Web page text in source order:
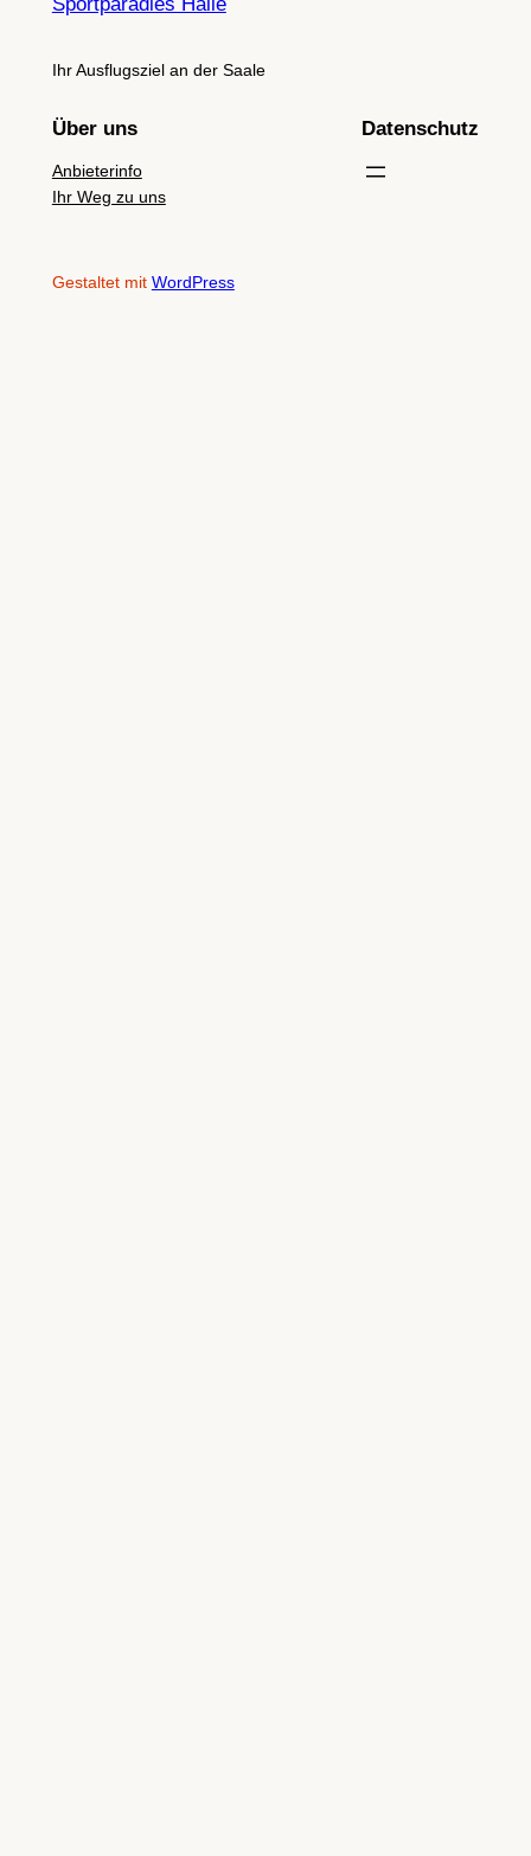
Ihr Ausflugsziel an der Saale
Über uns
Anbieterinfo
Ihr Weg zu uns
Datenschutz
Gestaltet mit WordPress